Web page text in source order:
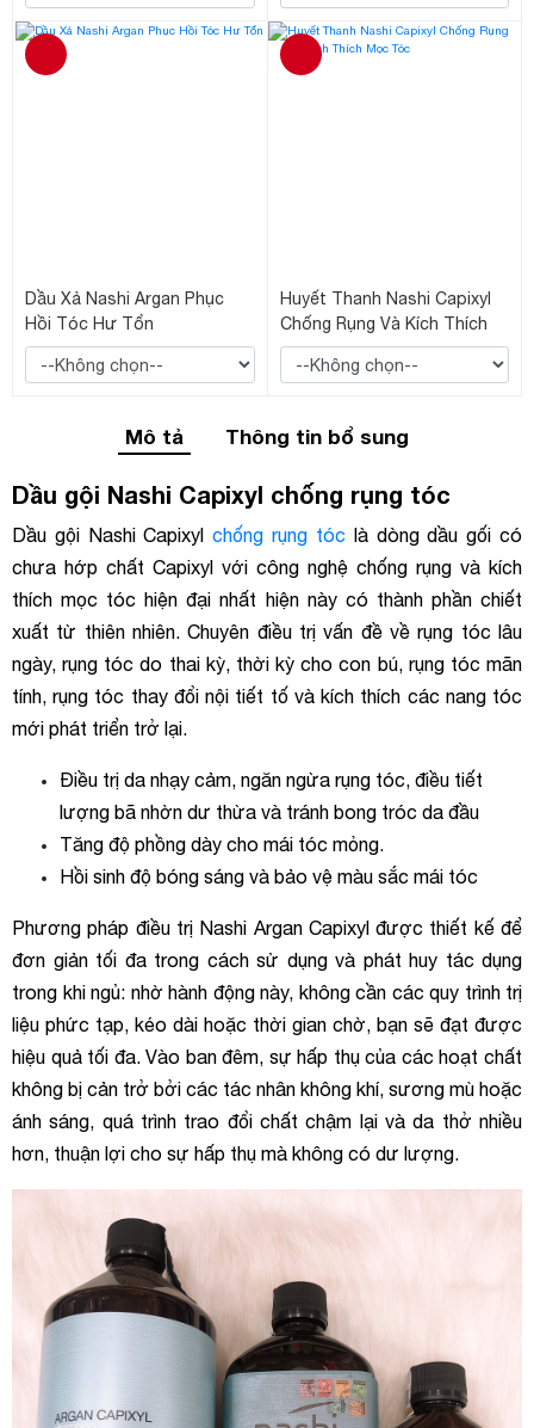
Dầu Xả Nashi Argan Phục
Hồi Tóc Hư Tổn
Huyết Thanh Nashi Capixyl
Chống Rụng Và Kích Thích
Mọc Tóc
Mô tả Thông tin bổ sung
Dầu gội Nashi Capixyl chống rụng tóc
Dầu gội Nashi Capixylchống rụng tóc là dòng dầu gối có
chưa hớp chất Capixyl với công nghệ chống rụng và kích
thích mọc tóc hiện đại nhất hiện này có thành phần chiết
xuất từ thiên nhiên. Chuyên điều trị vấn đề về rụng tóc lâu
ngày, rụng tóc do thai kỳ, thời kỳ cho con bú, rụng tóc mãn
tính, rụng tóc thay đổi nội tiết tố và kích thích các nang tóc
mới phát triển trở lại.
Điều trị da nhạy cảm, ngăn ngừa rụng tóc, điều tiết
lượng bã nhờn dư thừa và tránh bong tróc da đầu
Tăng độ phồng dày cho mái tóc mỏng.
Hồi sinh độ bóng sáng và bảo vệ màu sắc mái tóc
Phương pháp điều trị Nashi Argan Capixyl được thiết kế để
đơn giản tối đa trong cách sử dụng và phát huy tác dụng
trong khi ngủ: nhờ hành động này, không cần các quy trình trị
liệu phức tạp, kéo dài hoặc thời gian chờ, bạn sẽ đạt được
hiệu quả tối đa. Vào ban đêm, sự hấp thụ của các hoạt chất
không bị cản trở bởi các tác nhân không khí, sương mù hoặc
ánh sáng, quá trình trao đổi chất chậm lại và da thở nhiều
hơn, thuận lợi cho sự hấp thụ mà không có dư lượng.